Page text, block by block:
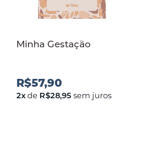
Minha Gestação
R$57,90
2xde R$28,95sem juros